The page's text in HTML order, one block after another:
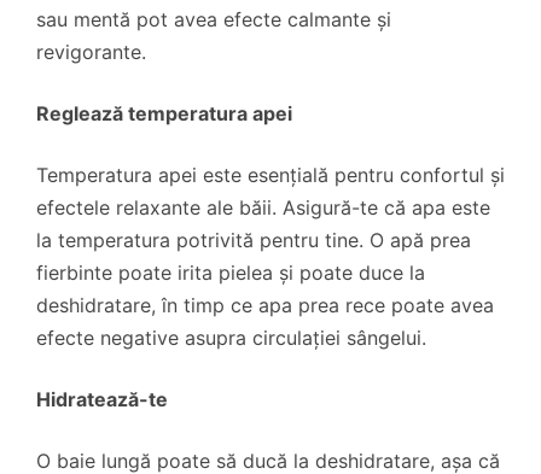
sau mentă pot avea efecte calmante și
revigorante.
Reglează temperatura apei
Temperatura apei este esențială pentru confortul și
efectele relaxante ale băii. Asigură-te că apa este
la temperatura potrivită pentru tine. O apă prea
fierbinte poate irita pielea și poate duce la
deshidratare, în timp ce apa prea rece poate avea
efecte negative asupra circulației sângelui.
Hidratează-te
O baie lungă poate să ducă la deshidratare, așa că